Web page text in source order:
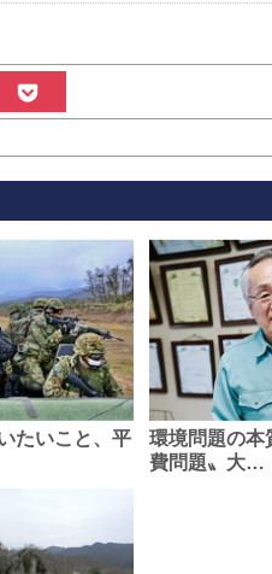
たいこと、平
環境問題の本
費問題〟大…